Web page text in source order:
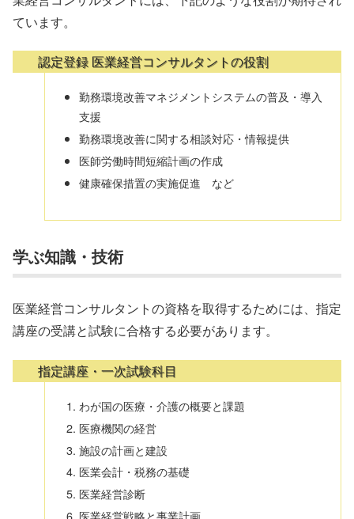
ています。
認定登録 医業経営コンサルタントの役割
勤務環境改善マネジメントシステムの普及・導入
支援
勤務環境改善に関する相談対応・情報提供
医師労働時間短縮計画の作成
健康確保措置の実施促進 など
学ぶ知識・技術
医業経営コンサルタントの資格を取得するためには、指定
講座の受講と試験に合格する必要があります。
指定講座・一次試験科目
わが国の医療・介護の概要と課題
医療機関の経営
施設の計画と建設
医業会計・税務の基礎
医業経営診断
医業経営戦略と事業計画